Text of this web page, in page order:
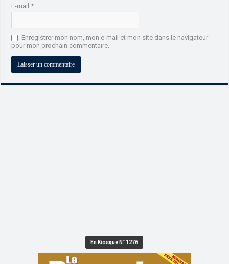
E-mail*
Enregistrer mon nom, mon e-mail et mon site dans le navigateur
pour mon prochain commentaire.
En Kiosque N° 1276